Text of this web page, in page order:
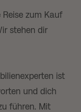
zum Kauf
stehen dir
ist
und dich
führen. Mit